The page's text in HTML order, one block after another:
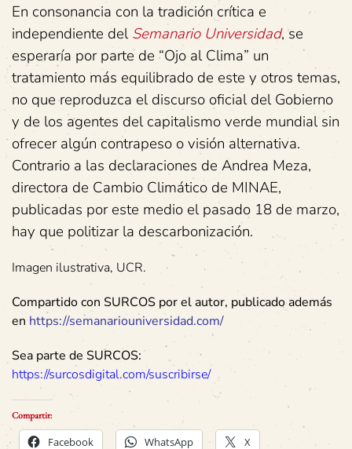
En consonancia con la tradición crítica e
independiente delSemanario Universidad, se
esperaría por parte de “Ojo al Clima” un
tratamiento más equilibrado de este y otros temas,
no que reproduzca el discurso oficial del Gobierno
y de los agentes del capitalismo verde mundial sin
ofrecer algún contrapeso o visión alternativa.
Contrario a las declaraciones de Andrea Meza,
directora de Cambio Climático de MINAE,
publicadas por este medio el pasado 18 de marzo,
hay que politizar la descarbonización.
Imagen ilustrativa, UCR.
Compartido con SURCOS por el autor, publicado además
en https://semanariouniversidad.com/
Sea parte de SURCOS:
https://surcosdigital.com/suscribirse/
Compartir:
Facebook WhatsApp X